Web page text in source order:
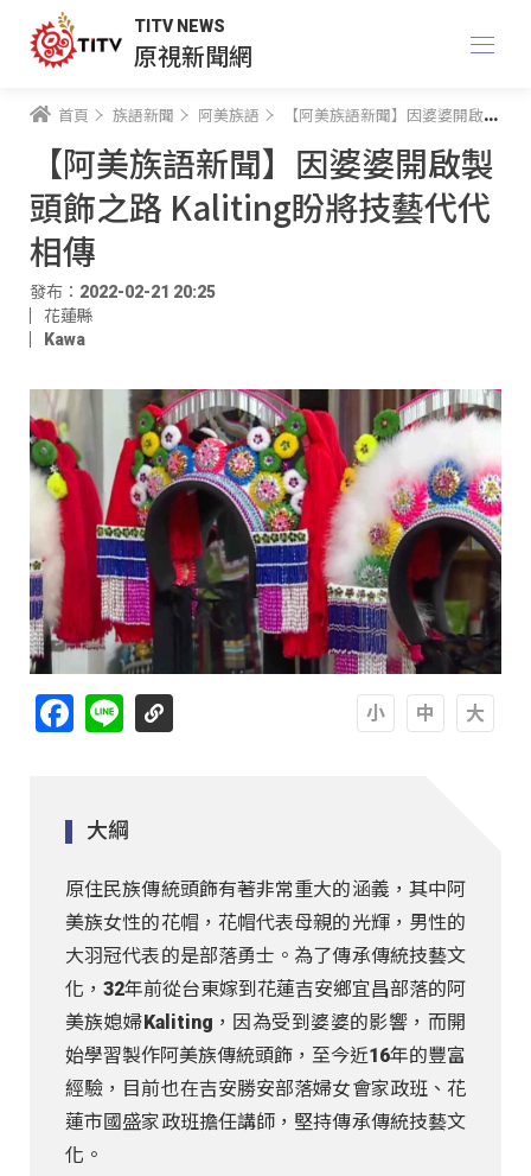
TITV NEWS
原視新聞網
首頁 族語新聞 阿美族語 【阿美族語新聞】因婆婆開啟製頭飾之路 Kaliting盼將技藝代代相傳
【阿美族語新聞】因婆婆開啟製
頭飾之路 Kaliting盼將技藝代代
相傳
發布：2022-02-21 20:25
花蓮縣
Kawa
Facebook
Line
大綱
原住民族傳統頭飾有著非常重大的涵義，其中阿
美族女性的花帽，花帽代表母親的光輝，男性的
大羽冠代表的是部落勇士。為了傳承傳統技藝文
化，32年前從台東嫁到花蓮吉安鄉宜昌部落的阿
美族媳婦Kaliting，因為受到婆婆的影響，而開
始學習製作阿美族傳統頭飾，至今近16年的豐富
經驗，目前也在吉安勝安部落婦女會家政班、花
蓮市國盛家政班擔任講師，堅持傳承傳統技藝文
化。